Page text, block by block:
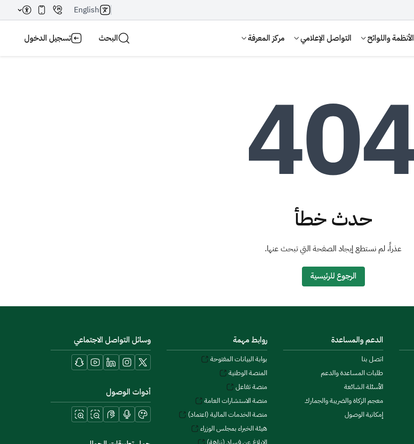
English
الأنظمة واللوائح التواصل الإعلامي مركز المعرفة البحث تسجيل الدخول
حدث خطأ
عذراً، لم نستطع إيجاد الصفحة التي تبحث عنها.
الرجوع للرئيسية
الدعم والمساعدة
اتصل بنا
طلبات المساعدة والدعم
الأسئلة الشائعة
معجم الزكاة والضريبة والجمارك
إمكانية الوصول
روابط مهمة
بوابة البيانات المفتوحة
المنصة الوطنية
منصة تفاعل
منصة الاستشارات العامة
منصة الخدمات المالية (اعتماد)
هيئة الخبراء بمجلس الوزراء
وسائل التواصل الاجتماعي
أدوات الوصول